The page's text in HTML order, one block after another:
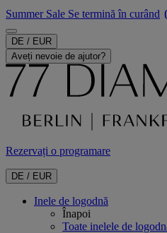
Summer Sale Se termină în curând
DE / EUR
Aveți nevoie de ajutor?
Rezervați o programare
DE / EUR
Inele de logodnă
Înapoi
Toate inelele de